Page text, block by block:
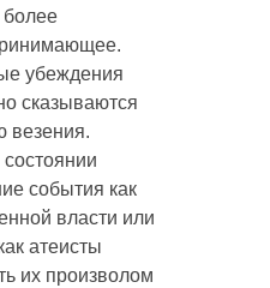
убеждения
сказываются
везения.
события как
власти или
атеисты
их произволом